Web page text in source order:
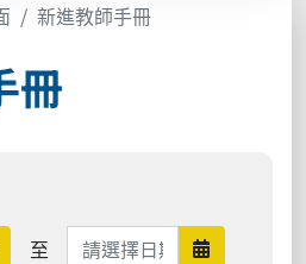
新進教師手冊
冊
期範圍開始
至 日期範圍結束 日期範圍